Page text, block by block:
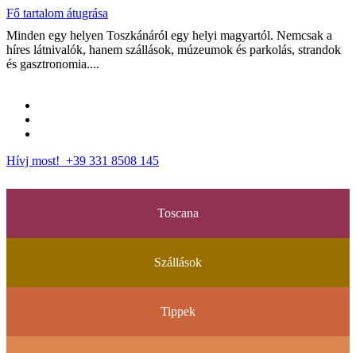
Fő tartalom átugrása
Minden egy helyen Toszkánáról egy helyi magyartól. Nemcsak a
híres látnivalók, hanem szállások, múzeumok és parkolás, strandok
és gasztronomia....
Hívj most! +39 331 8508 145
Toscana
Szállások
Tippek